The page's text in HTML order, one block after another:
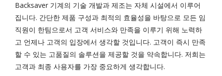
Backsaver 기계의 기술 개발과 제조는 자체 시설에서 이루어
집니다. 간단한 제품 구성과 최적의 효율성을 바탕으로 모든 임
직원이 한팀으로서 고객 서비스와 만족을 이루기 위해 노력하
고 언제나 고객의 입장에서 생각할 것입니다. 고객이 즉시 만족
할 수 있는 고품질의 솔루션을 제공할 것을 약속합니다. 저희는
고객과 최종 사용자를 가장 중요하게 생각합니다.